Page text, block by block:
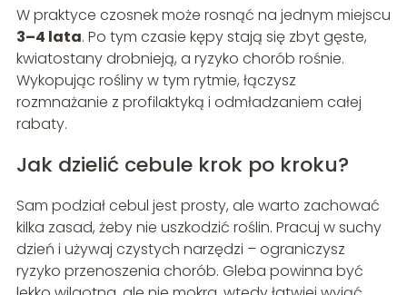
W praktyce czosnek może rosnąć na jednym miejscu
3–4 lata. Po tym czasie kępy stają się zbyt gęste,
kwiatostany drobnieją, a ryzyko chorób rośnie.
Wykopując rośliny w tym rytmie, łączysz
rozmnażanie z profilaktyką i odmładzaniem całej
rabaty.
Jak dzielić cebule krok po kroku?
Sam podział cebul jest prosty, ale warto zachować
kilka zasad, żeby nie uszkodzić roślin. Pracuj w suchy
dzień i używaj czystych narzędzi – ograniczysz
ryzyko przenoszenia chorób. Gleba powinna być